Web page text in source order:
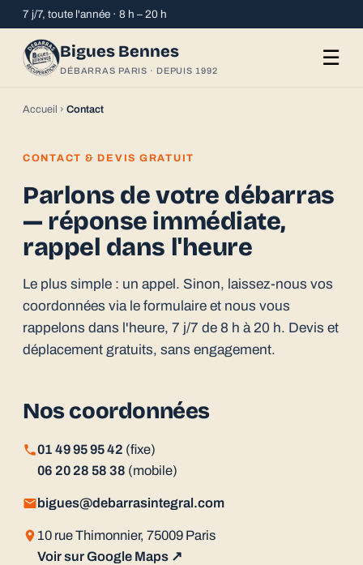
7 j/7, toute l'année · 8 h – 20 h
Bigues Bennes
DÉBARRAS PARIS · DEPUIS 1992
☰
Accueil › Contact
CONTACT & DEVIS GRATUIT
Parlons de votre débarras
— réponse immédiate,
rappel dans l'heure
Le plus simple : un appel. Sinon, laissez-nous vos
coordonnées via le formulaire et nous vous
rappelons dans l'heure, 7 j/7 de 8 h à 20 h. Devis et
déplacement gratuits, sans engagement.
Nos coordonnées
01 49 95 95 42 (fixe)
06 20 28 58 38 (mobile)
bigues@debarrasintegral.com
10 rue Thimonnier, 75009 Paris
Voir sur Google Maps ↗